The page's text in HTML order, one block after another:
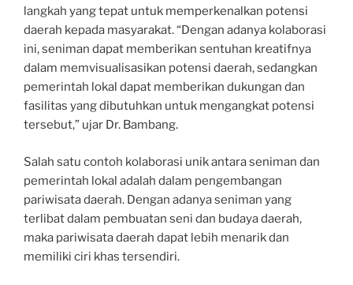
langkah yang tepat untuk memperkenalkan potensi
daerah kepada masyarakat. “Dengan adanya kolaborasi
ini, seniman dapat memberikan sentuhan kreatifnya
dalam memvisualisasikan potensi daerah, sedangkan
pemerintah lokal dapat memberikan dukungan dan
fasilitas yang dibutuhkan untuk mengangkat potensi
tersebut,” ujar Dr. Bambang.
Salah satu contoh kolaborasi unik antara seniman dan
pemerintah lokal adalah dalam pengembangan
pariwisata daerah. Dengan adanya seniman yang
terlibat dalam pembuatan seni dan budaya daerah,
maka pariwisata daerah dapat lebih menarik dan
memiliki ciri khas tersendiri.